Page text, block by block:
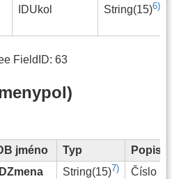
IDUkol String(15)6)
FieldID: 63
jméno Typ
Popis
IDZmena String(15)7)
Číslo